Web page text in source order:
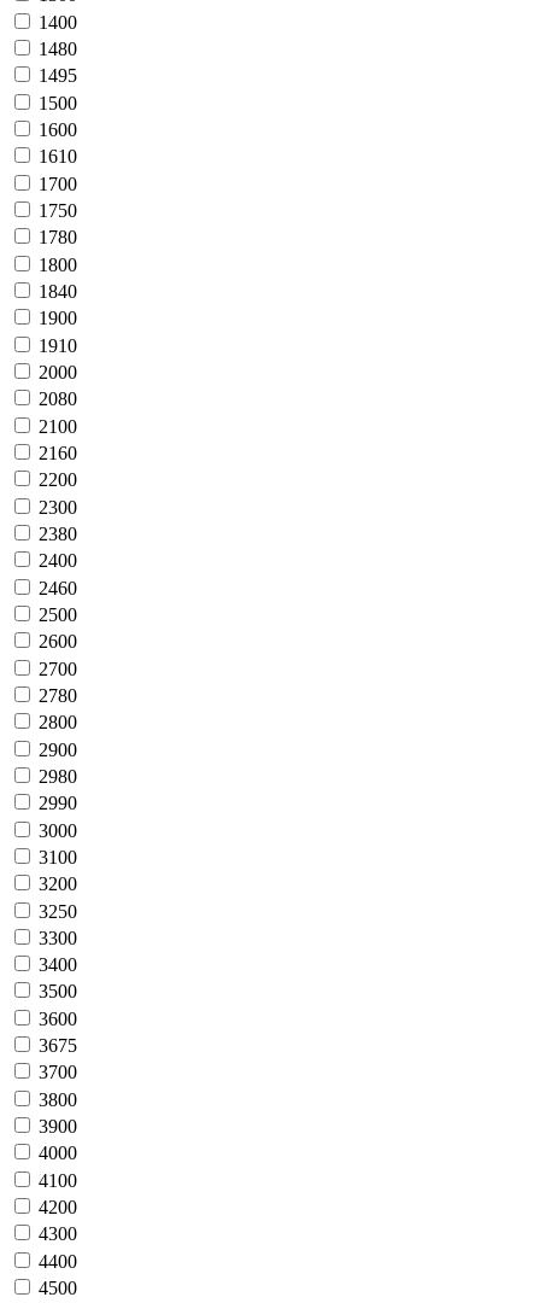
1400
1480
1495
1500
1600
1610
1700
1750
1780
1800
1840
1900
1910
2000
2080
2100
2160
2200
2300
2380
2400
2460
2500
2600
2700
2780
2800
2900
2980
2990
3000
3100
3200
3250
3300
3400
3500
3600
3675
3700
3800
3900
4000
4100
4200
4300
4400
4500